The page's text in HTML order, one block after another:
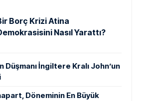
Borç Krizi Atina
Nasıl Yarattı?
Düşmanı İngiltere Kralı John’un
Döneminin En Büyük